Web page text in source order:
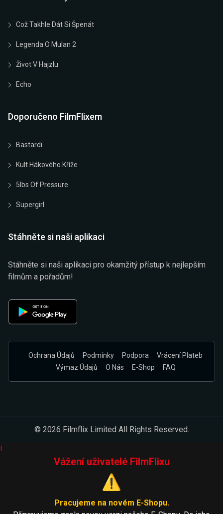
Což Takhle Dát Si Špenát
Legenda O Mulan 2
Život V Hajzlu
Echo
Doporučeno FilmFlixem
Bastardi
Kult Hákového Kříže
5lbs Of Pressure
Supergirl
Stáhněte si naši aplikaci
Stáhněte si naši aplikaci pro okamžitý přístup k nejlepším
filmům a pořadům!
Ochrana Údajů Podmínky Podpora
Vrácení Plateb
Výmaz Údajů
O Nás E-Shop FAQ
© 2026 Filmflix Limited All Rights Reserved.
i
Vážení uživatelé FilmFlixu
⚠️
Pracujeme na novém E-Shopu.